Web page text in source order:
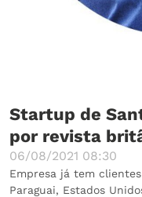
Startup de
por revista
06/08/2021 08:30
Empresa já tem
Paraguai, Estados